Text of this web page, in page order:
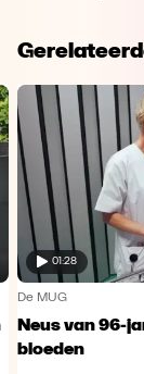
01:28
De MUG
Neus van 96-
bloeden